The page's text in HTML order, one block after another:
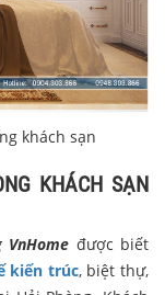
khách sạn
KHÁCH SẠN
được biết
kiến trúc, biệt thự,